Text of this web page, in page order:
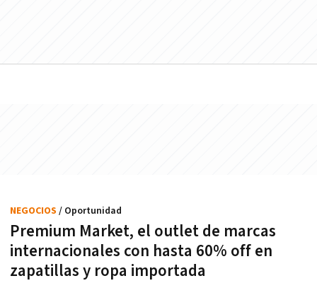
Premium Market, el outlet de marcas
internacionales con hasta 60% off en
zapatillas y ropa importada
NEGOCIOS / Oportunidad